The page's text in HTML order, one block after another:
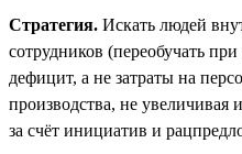
Стратегия. Искать людей
сотрудников (переобучать
дефицит, а не затраты на
производства, не увеличивая
за счёт инициатив и